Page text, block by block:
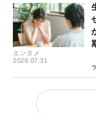
エンタメ
2026.07.31